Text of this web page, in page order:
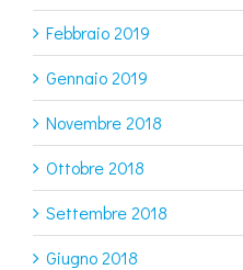
Febbraio 2019
Gennaio 2019
Novembre 2018
Ottobre 2018
Settembre 2018
Giugno 2018